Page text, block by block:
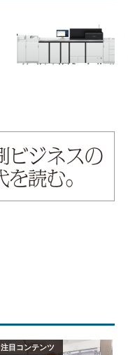
注目コンテンツ